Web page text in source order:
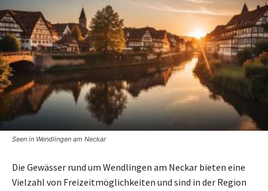
Seen in Wendlingen am Neckar
Die Gewässer rund um Wendlingen am Neckar bieten eine
Vielzahl von Freizeitmöglichkeiten und sind in der Region